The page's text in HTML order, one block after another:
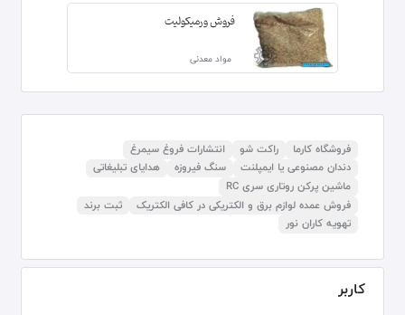
فروش ورمیکولیت
مواد معدنی
فروشگاه کارما راکت شو
انتشارات فروغ سیمرغ
دندان مصنوعی یا ایمپلنت
سنگ فیروزه
هدایای تبلیغاتی
ماشین پرکن روتاری سری RC
فروش عمده لوازم برق و الکتریکی در کافی الکتریک
ثبت برند
تهویه کاران نور
کاربر